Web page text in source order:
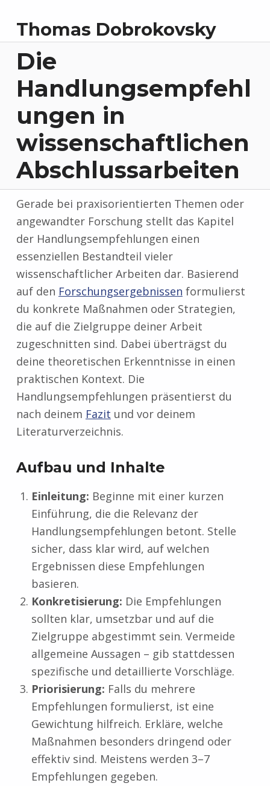
Thomas Dobrokovsky
Die
Handlungsempfehl
ungen in
wissenschaftlichen
Abschlussarbeiten
Gerade bei praxisorientierten Themen oder
angewandter Forschung stellt das Kapitel
der Handlungsempfehlungen einen
essenziellen Bestandteil vieler
wissenschaftlicher Arbeiten dar. Basierend
auf den Forschungsergebnissen formulierst
du konkrete Maßnahmen oder Strategien,
die auf die Zielgruppe deiner Arbeit
zugeschnitten sind. Dabei überträgst du
deine theoretischen Erkenntnisse in einen
praktischen Kontext. Die
Handlungsempfehlungen präsentierst du
nach deinem Fazit und vor deinem
Literaturverzeichnis.
Aufbau und Inhalte
Einleitung: Beginne mit einer kurzen
Einführung, die die Relevanz der
Handlungsempfehlungen betont. Stelle
sicher, dass klar wird, auf welchen
Ergebnissen diese Empfehlungen
basieren.
Konkretisierung: Die Empfehlungen
sollten klar, umsetzbar und auf die
Zielgruppe abgestimmt sein. Vermeide
allgemeine Aussagen – gib stattdessen
spezifische und detaillierte Vorschläge.
Priorisierung: Falls du mehrere
Empfehlungen formulierst, ist eine
Gewichtung hilfreich. Erkläre, welche
Maßnahmen besonders dringend oder
effektiv sind. Meistens werden 3–7
Empfehlungen gegeben.